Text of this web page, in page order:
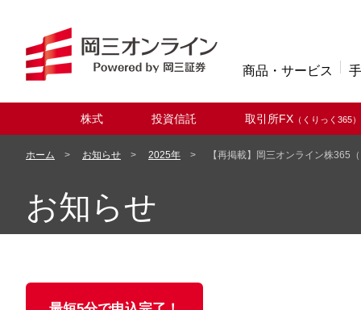
商品・サービス
株式 投資信託 取引所FX（くりっく365）
ホーム お知らせ 2025年 【再掲載】岡三オンライン株365
お知らせ